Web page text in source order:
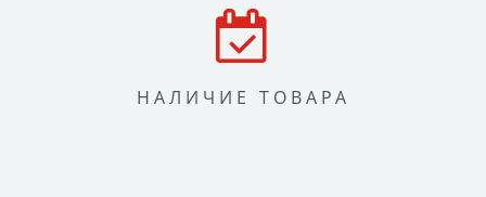
НАЛИЧИЕ ТОВАРА